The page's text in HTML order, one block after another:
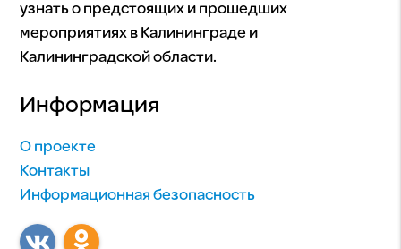
узнать о предстоящих и прошедших
мероприятиях в Калининграде и
Калининградской области.
Информация
О проекте
Контакты
Информационная безопасность